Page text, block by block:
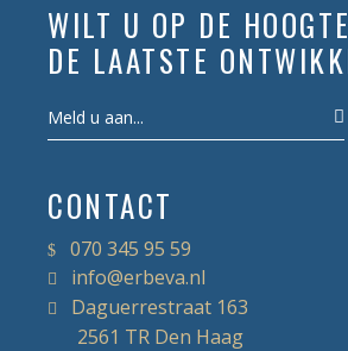
WILT U OP DE
DE LAATSTE
CONTACT
070 345 95 59
info@erbeva.nl
Daguerrestraat 163
2561 TR Den Haag